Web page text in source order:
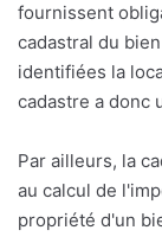
fournissent
cadastral du
identifiées la
cadastre a donc
Par ailleurs, la
au calcul de
propriété d'un